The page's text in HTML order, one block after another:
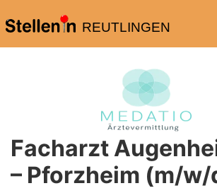
REUTLINGEN
Facharzt
– Pforzheim (m/w/